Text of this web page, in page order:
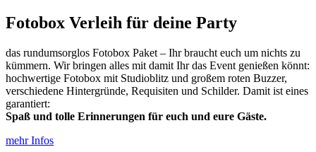
Fotobox Verleih für deine Party
das rundumsorglos Fotobox Paket – Ihr braucht euch um nichts zu
kümmern. Wir bringen alles mit damit Ihr das Event genießen könnt:
hochwertige Fotobox mit Studioblitz und großem roten Buzzer,
verschiedene Hintergründe, Requisiten und Schilder. Damit ist eines
garantiert:
Spaß und tolle Erinnerungen für euch und eure Gäste.
mehr Infos